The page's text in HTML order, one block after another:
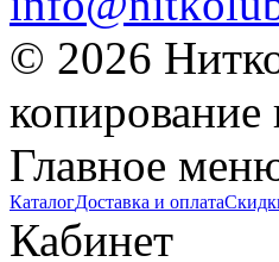
© 2026
копирование
Главное
КаталогДоставка и оплата
Кабинет